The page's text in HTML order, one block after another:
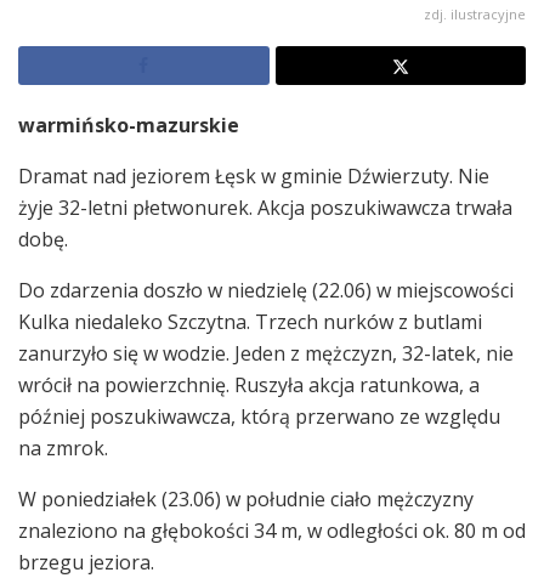
zdj. ilustracyjne
warmińsko-mazurskie
Dramat nad jeziorem Łęsk w gminie Dźwierzuty. Nie
żyje 32-letni płetwonurek. Akcja poszukiwawcza trwała
dobę.
Do zdarzenia doszło w niedzielę (22.06) w miejscowości
Kulka niedaleko Szczytna. Trzech nurków z butlami
zanurzyło się w wodzie. Jeden z mężczyzn, 32-latek, nie
wrócił na powierzchnię. Ruszyła akcja ratunkowa, a
później poszukiwawcza, którą przerwano ze względu
na zmrok.
W poniedziałek (23.06) w południe ciało mężczyzny
znaleziono na głębokości 34 m, w odległości ok. 80 m od
brzegu jeziora.